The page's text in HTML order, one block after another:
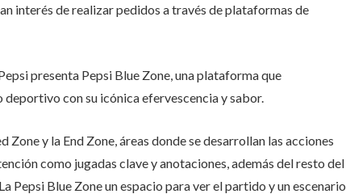
interés de realizar pedidos a través de plataformas de
presenta Pepsi Blue Zone, una plataforma que
con su icónica efervescencia y sabor.
Zone y la End Zone, áreas donde se desarrollan las acciones
como jugadas clave y anotaciones, además del resto del
Pepsi Blue Zone un espacio para ver el partido y un escenario